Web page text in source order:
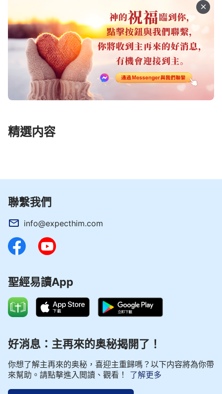
精選内容
聯繫我們
info@expecthim.com
聖經易讀App
好消息：主再來的奥秘揭開了！
你想了解主再來的奥秘，喜迎主重歸嗎？以下内容將為你帶
來幫助。請點擊進入閲讀、觀看！
了解更多